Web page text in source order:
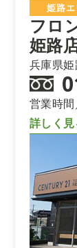
姫路
フロ
姫路
兵庫県
営業時
詳しく見